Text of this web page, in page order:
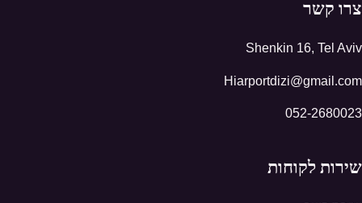
צרו קשר
Shenkin 16, Tel Aviv
Hiarportdizi@gmail.com
052-2680023
שירות לקוחות